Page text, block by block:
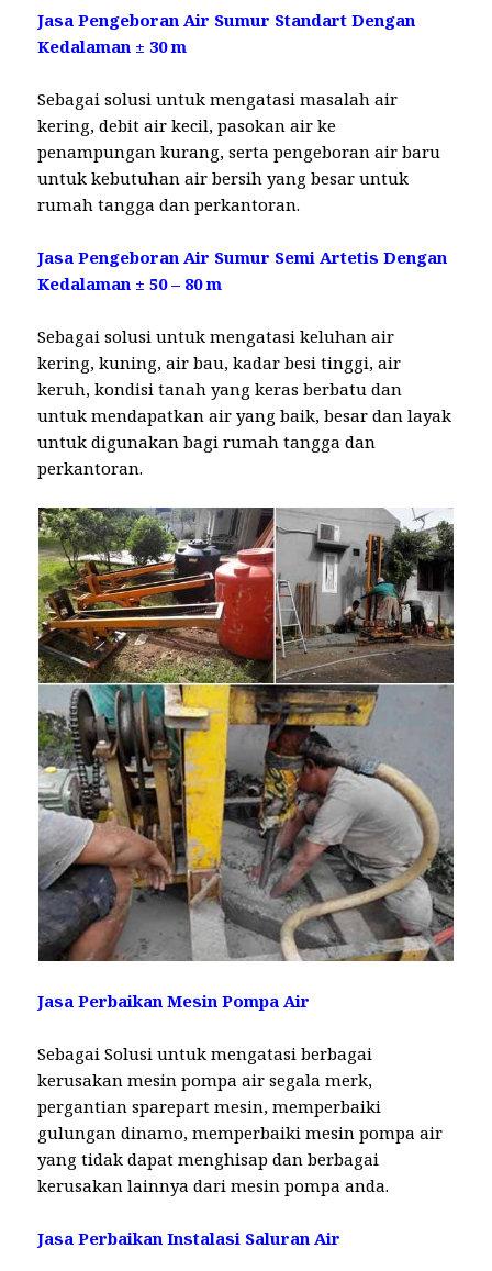
Jasa Pengeboran Air Sumur Standart Dengan
Kedalaman ± 30 m
Sebagai solusi untuk mengatasi masalah air
kering, debit air kecil, pasokan air ke
penampungan kurang, serta pengeboran air baru
untuk kebutuhan air bersih yang besar untuk
rumah tangga dan perkantoran.
Jasa Pengeboran Air Sumur Semi Artetis Dengan
Kedalaman ± 50 – 80 m
Sebagai solusi untuk mengatasi keluhan air
kering, kuning, air bau, kadar besi tinggi, air
keruh, kondisi tanah yang keras berbatu dan
untuk mendapatkan air yang baik, besar dan layak
untuk digunakan bagi rumah tangga dan
perkantoran.
Jasa Perbaikan Mesin Pompa Air
Sebagai Solusi untuk mengatasi berbagai
kerusakan mesin pompa air segala merk,
pergantian sparepart mesin, memperbaiki
gulungan dinamo, memperbaiki mesin pompa air
yang tidak dapat menghisap dan berbagai
kerusakan lainnya dari mesin pompa anda.
Jasa Perbaikan Instalasi Saluran Air